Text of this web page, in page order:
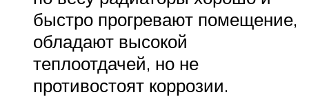
быстро прогревают помещение,
обладают высокой
теплоотдачей, но не
противостоят коррозии.